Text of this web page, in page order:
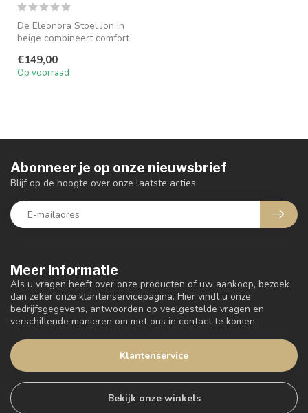
De Eleonora Stoel Jon in
beige combineert comfort
ide...
€149,00
Op voorraad
Meer informatie
Als u vragen heeft over onze producten of uw aankoop, bezoek
dan zeker onze klantenservicepagina. Hier vindt u onze
bedrijfsgegevens, antwoorden op veelgestelde vragen en
verschillende manieren om met ons in contact te komen.
Klantenservice
Bekijk onze winkels
Abonneer je op onze nieuwsbrief
Blijf op de hoogte over onze laatste acties